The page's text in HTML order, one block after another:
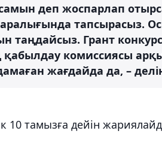
деп жоспарлап
аралығында тапсырасыз.
таңдайсыз. Грант
комиссиясы
жағдайда да, –
10 тамызға дейін